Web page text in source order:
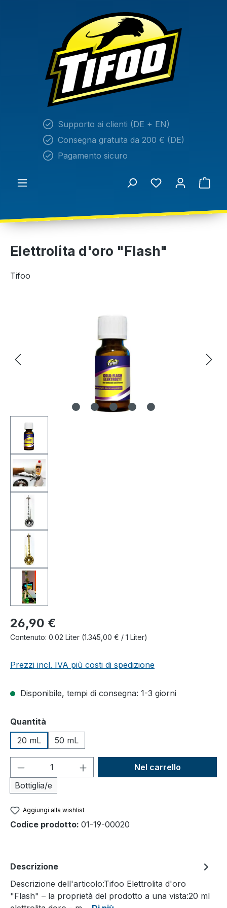
Supporto ai clienti (DE + EN)
Consegna gratuita da 200 € (DE)
Pagamento sicuro
Elettrolita d'oro "Flash"
Tifoo
26,90 €
Contenuto: 0.02 Liter (1.345,00 € / 1 Liter)
Prezzi incl. IVA più costi di spedizione
Disponibile, tempi di consegna: 1-3 giorni
Seleziona
Quantità
20 mL
50 mL
Quantità del prodotto: inserisci la
Bottiglia/e
Nel carrello
Aggiungi alla wishlist
Codice prodotto: 01-19-00020
Descrizione
Descrizione dell'articolo:Tifoo Elettrolita d'oro
"Flash" – la proprietà del prodotto a una vista:20 ml